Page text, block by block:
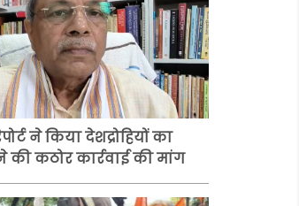
ने किया देशद्रोहियों का
की कठोर कार्रवाई की मांग